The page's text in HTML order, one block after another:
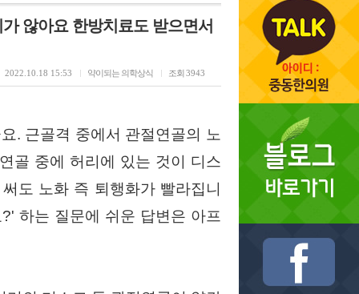
않아요 한방치료도 받으면서
조회3943
약이되는 의학상식
2022.10.18 15:53
. 근골격 중에서 관절연골의 노
골 중에 허리에 있는 것이 디스
도 노화 즉 퇴행화가 빨라집니
하는 질문에 쉬운 답변은 아프